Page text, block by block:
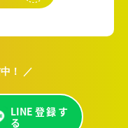
！ ／
LINE登録す
る